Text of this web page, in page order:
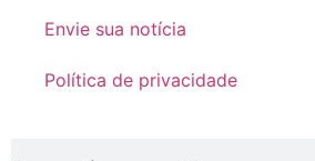
Envie sua notícia
Política de privacidade